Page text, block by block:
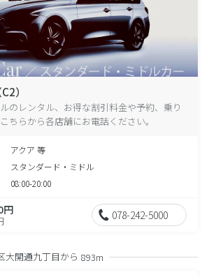
）
のレンタル、お得な割引料金や予約、乗り
ちらから各店舗にお電話ください。
アクア 等
スタンダード・ミドル
08:00-20:00
円 078-242-5000
大開通九丁目から 893m